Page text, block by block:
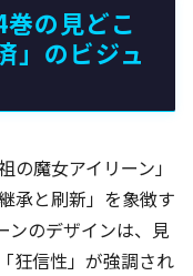
巻の見どこ
」のビジュ
魔女アイリーン」
承と刷新」を象徴す
ンのデザインは、見
狂信性」が強調され